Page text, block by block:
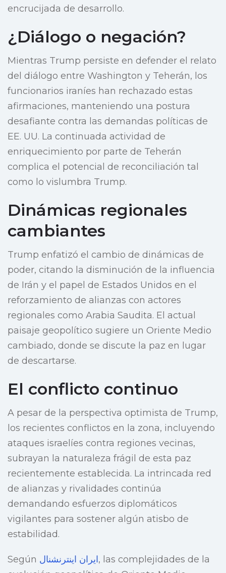
encrucijada de desarrollo.
¿Diálogo o negación?
Mientras Trump persiste en defender el relato
del diálogo entre Washington y Teherán, los
funcionarios iraníes han rechazado estas
afirmaciones, manteniendo una postura
desafiante contra las demandas políticas de
EE. UU. La continuada actividad de
enriquecimiento por parte de Teherán
complica el potencial de reconciliación tal
como lo vislumbra Trump.
Dinámicas regionales
cambiantes
Trump enfatizó el cambio de dinámicas de
poder, citando la disminución de la influencia
de Irán y el papel de Estados Unidos en el
reforzamiento de alianzas con actores
regionales como Arabia Saudita. El actual
paisaje geopolítico sugiere un Oriente Medio
cambiado, donde se discute la paz en lugar
de descartarse.
El conflicto continuo
A pesar de la perspectiva optimista de Trump,
los recientes conflictos en la zona, incluyendo
ataques israelíes contra regiones vecinas,
subrayan la naturaleza frágil de esta paz
recientemente establecida. La intrincada red
de alianzas y rivalidades continúa
demandando esfuerzos diplomáticos
vigilantes para sostener algún atisbo de
estabilidad.
Según ایران اینترنشنال, las complejidades de la